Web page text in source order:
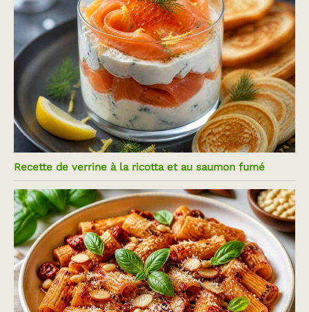
Recette de verrine à la ricotta et au saumon fumé